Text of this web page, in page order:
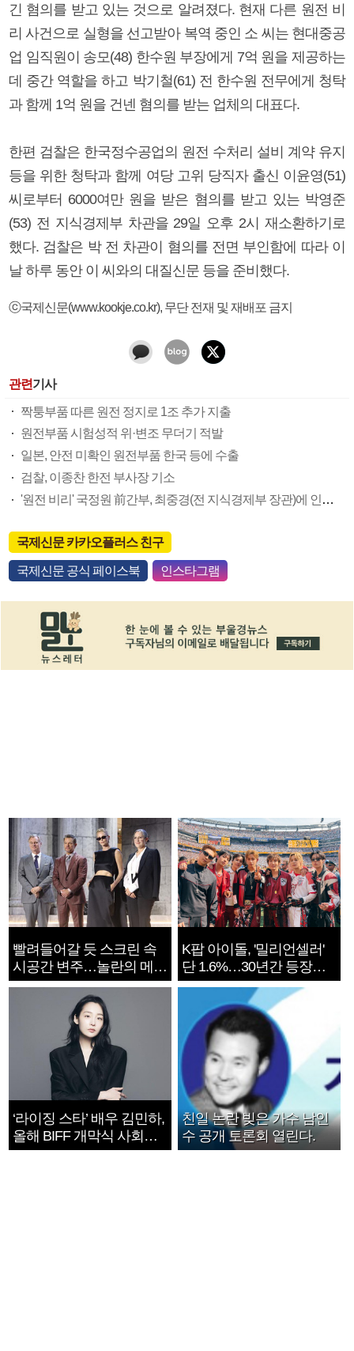
긴 혐의를 받고 있는 것으로 알려졌다. 현재 다른 원전 비
리 사건으로 실형을 선고받아 복역 중인 소 씨는 현대중공
업 임직원이 송모(48) 한수원 부장에게 7억 원을 제공하는
데 중간 역할을 하고 박기철(61) 전 한수원 전무에게 청탁
과 함께 1억 원을 건넨 혐의를 받는 업체의 대표다.
한편 검찰은 한국정수공업의 원전 수처리 설비 계약 유지
등을 위한 청탁과 함께 여당 고위 당직자 출신 이윤영(51)
씨로부터 6000여만 원을 받은 혐의를 받고 있는 박영준
(53) 전 지식경제부 차관을 29일 오후 2시 재소환하기로
했다. 검찰은 박 전 차관이 혐의를 전면 부인함에 따라 이
날 하루 동안 이 씨와의 대질신문 등을 준비했다.
ⓒ국제신문(www.kookje.co.kr), 무단 전재 및 재배포 금지
관련기사
짝퉁부품 따른 원전 정지로 1조 추가 지출
원전부품 시험성적 위·변조 무더기 적발
일본, 안전 미확인 원전부품 한국 등에 수출
검찰, 이종찬 한전 부사장 기소
'원전 비리' 국정원 前간부, 최중경(전 지식경제부 장관)에 인사 로비
국제신문 카카오플러스 친구
국제신문 공식 페이스북 인스타그램
빨려들어갈 듯 스크린 속
시공간 변주…놀란의 메시
지는 ‘전쟁 속죄’
K팝 아이돌, '밀리언셀러'
단 1.6%…30년간 등장
1182개팀 전수조사
‘라이징 스타’ 배우 김민하,
올해 BIFF 개막식 사회자
확정
친일 논란 빚은 가수 남인
수 공개 토론회 열린다.